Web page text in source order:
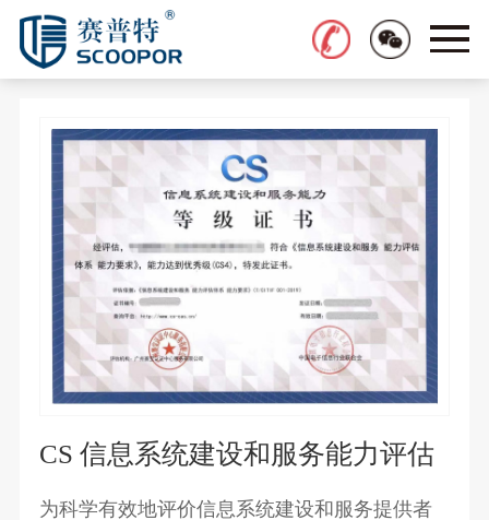
CS 信息系统建设和服务能力评估
为科学有效地评价信息系统建设和服务提供者